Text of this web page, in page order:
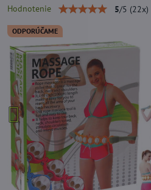
ODPORÚČAME
Hodnotenie 5/5 (22x)